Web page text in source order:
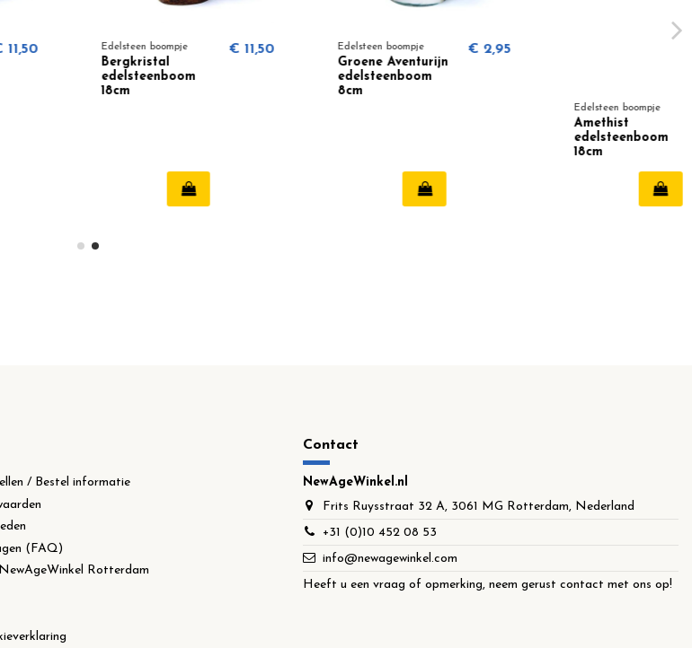
Edelsteen boompje € 11,50 Edelsteen boompje
Groene Aventurijn
€ 2,95
€ 11,50
/ Bestel informatie
(FAQ)
Rotterdam
Contact
NewAgeWinkel.nl
Frits Ruysstraat 32 A, 3061 MG Rotterdam, Nederland
+31 (0)10 452 08 53
info@newagewinkel.com
Heeft u een vraag of opmerking, neem gerust contact met ons op!